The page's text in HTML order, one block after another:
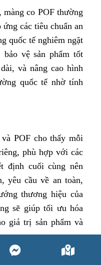
co POF thường
các tiêu chuẩn an
quốc tế nghiêm ngặt
vệ sản phẩm tốt
và nâng cao hình
quốc tế nhờ tính
POF cho thấy mỗi
phù hợp với các
định cuối cùng nên
yêu cầu về an toàn,
thương hiệu của
sẽ giúp tối ưu hóa
giá trị sản phẩm và
SX-TM-DV Thuận